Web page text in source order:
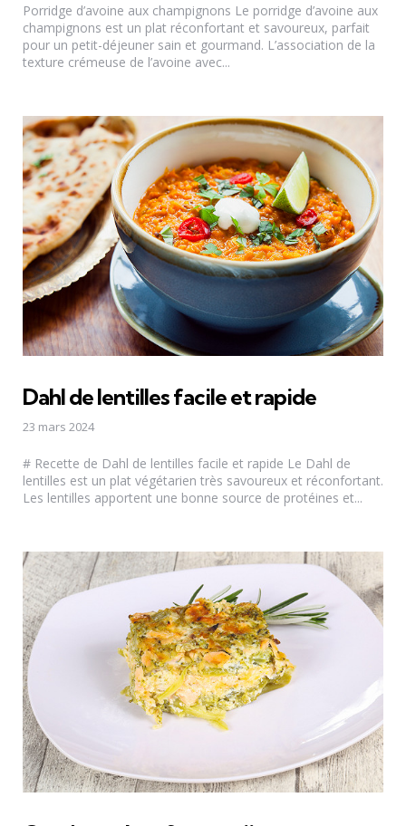
Porridge d’avoine aux champignons Le porridge d’avoine aux
champignons est un plat réconfortant et savoureux, parfait
pour un petit-déjeuner sain et gourmand. L’association de la
texture crémeuse de l’avoine avec...
Dahl de lentilles facile et rapide
23 mars 2024
# Recette de Dahl de lentilles facile et rapide Le Dahl de
lentilles est un plat végétarien très savoureux et réconfortant.
Les lentilles apportent une bonne source de protéines et...